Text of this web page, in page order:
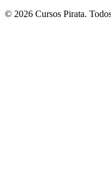
© 2026 Cursos Pirata.